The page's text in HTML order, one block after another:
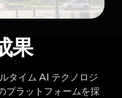
果
タイム AI テクノロジ
プラットフォームを採